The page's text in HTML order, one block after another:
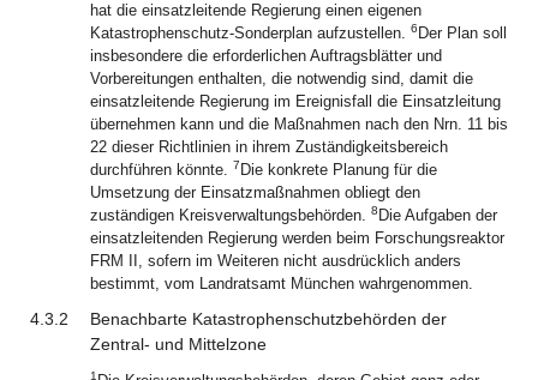
hat die einsatzleitende Regierung einen eigenen
Katastrophenschutz-Sonderplan aufzustellen. 6 Der Plan soll
insbesondere die erforderlichen Auftragsblätter und
Vorbereitungen enthalten, die notwendig sind, damit die
einsatzleitende Regierung im Ereignisfall die Einsatzleitung
übernehmen kann und die Maßnahmen nach den Nrn. 11 bis
22 dieser Richtlinien in ihrem Zuständigkeitsbereich
durchführen könnte. 7 Die konkrete Planung für die
Umsetzung der Einsatzmaßnahmen obliegt den
zuständigen Kreisverwaltungsbehörden. 8 Die Aufgaben der
einsatzleitenden Regierung werden beim Forschungsreaktor
FRM II, sofern im Weiteren nicht ausdrücklich anders
bestimmt, vom Landratsamt München wahrgenommen.
4.3.2
Benachbarte Katastrophenschutzbehörden der
Zentral- und Mittelzone
1